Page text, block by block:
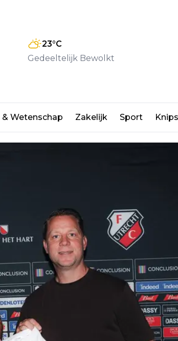
23°C
Gedeeltelijk Bewolkt
Wetenschap Zakelijk Sport
Schuldes